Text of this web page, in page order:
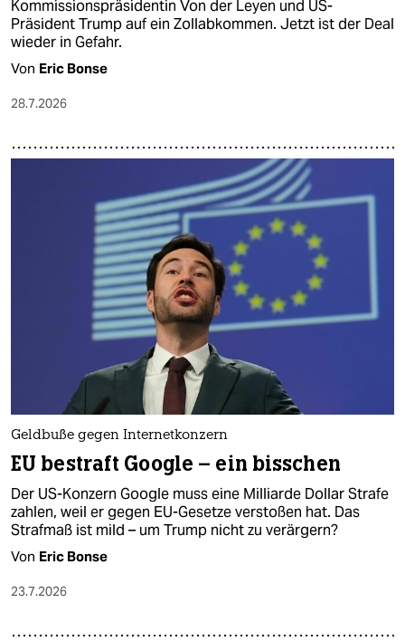
Kommissionspräsidentin Von der Leyen und US-
Präsident Trump auf ein Zollabkommen. Jetzt ist der Deal
wieder in Gefahr.
Von Eric Bonse
28.7.2026
Geldbuße gegen Internetkonzern
EU bestraft Google – ein bisschen
Der US-Konzern Google muss eine Milliarde Dollar Strafe
zahlen, weil er gegen EU-Gesetze verstoßen hat. Das
Strafmaß ist mild – um Trump nicht zu verärgern?
Von Eric Bonse
23.7.2026